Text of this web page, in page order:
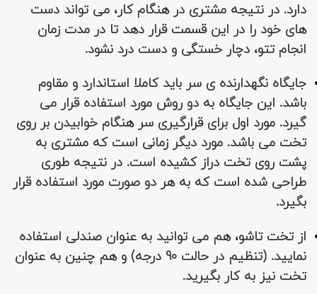
دارد. در نتیجه مشتری در هنگام کار، می تواند دست
های خود را در این قسمت قرار دهد تا در مدت زمان
انجام تتو، دچار خستگی و دست درد نشود.
جایگاه نگهدارنده ی سر باید کاملا استاندارد و مقاوم
باشد. این جایگاه به دو روش مورد استفاده قرار می
گیرد. مورد اول برای قرارگیری سر هنگام خوابیدن بر روی
تخت می باشد. مورد دیگر زمانی است که مشتری به
پشت روی تخت دراز کشیده است. در نتیجه طوری
طراحی شده است که به هر دو صورت مورد استفاده قرار
بگیرد.
از تخت تاشو، هم می توانید به عنوان صندلی استفاده
نمایید. (تنظیم در حالت 90 درجه) و هم چنین به عنوان
تخت نیز به کار بگیرید.